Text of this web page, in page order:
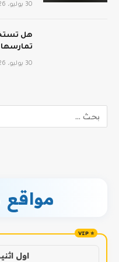
30 يوليو، 2026
هل
30 يوليو، 2026
اول